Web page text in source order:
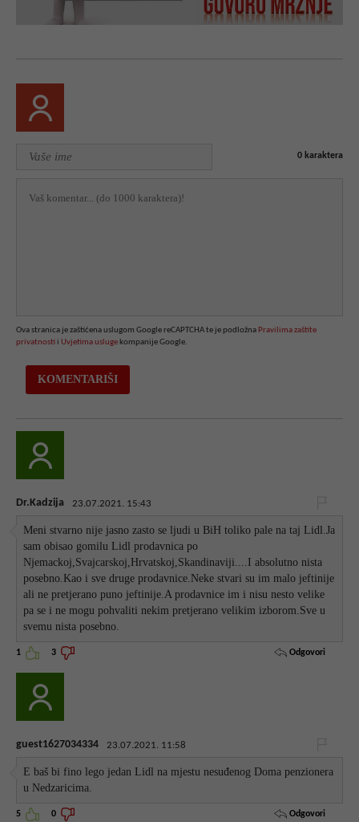
0 karaktera
Ova stranica je zaštićena uslugom Google reCAPTCHA te je podložna Pravilima zaštite
privatnosti i Uvjetima usluge kompanije Google.
Dr.Kadzija 23.07.2021. 15:43
Meni stvarno nije jasno zasto se ljudi u BiH toliko pale na taj Lidl.Ja
sam obisao gomilu Lidl prodavnica po
Njemackoj,Svajcarskoj,Hrvatskoj,Skandinaviji....I absolutno nista
posebno.Kao i sve druge prodavnice.Neke stvari su im malo jeftinije
ali ne pretjerano puno jeftinije.A prodavnice im i nisu nesto velike
pa se i ne mogu pohvaliti nekim pretjerano velikim izborom.Sve u
svemu nista posebno.
1 3 Odgovori
guest1627034334 23.07.2021. 11:58
E baš bi fino lego jedan Lidl na mjestu nesuđenog Doma penzionera
u Nedzaricima.
5 0 Odgovori